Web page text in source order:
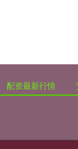
配资最新行情